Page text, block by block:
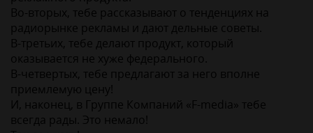
Во-вторых, тебе рассказывают о тенденциях на
радиорынке рекламы и дают дельные советы.
В-третьих, тебе делают продукт, который
оказывается не хуже федерального.
В-четвертых, тебе предлагают за него вполне
приемлемую цену!
И, наконец, в Группе Компаний «F-media» тебе
всегда рады. Это немало!